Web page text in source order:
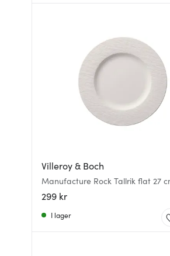
Villeroy & Boch
Manufacture Rock Tallrik flat 27
299 kr
I lager